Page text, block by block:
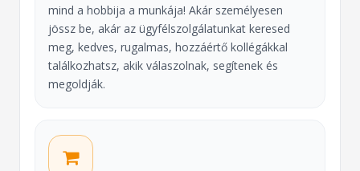
mind a hobbija a munkája! Akár személyesen
jössz be, akár az ügyfélszolgálatunkat keresed
meg, kedves, rugalmas, hozzáértő kollégákkal
találkozhatsz, akik válaszolnak, segítenek és
megoldják.